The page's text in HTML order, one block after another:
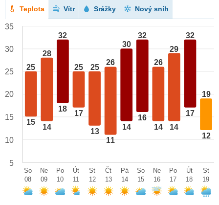
Teplota Vítr Srážky Nový sníh
25
15
28
14
32
18
25
17
25
13
26
11
30
14
32
16
26
14
29
14
32
17
19
12
35
30
25
20
15
10
5
So
08
Ne
09
Po
10
Út
11
St
12
Čt
13
Pá
14
So
15
Ne
16
Po
17
Út
18
St
19